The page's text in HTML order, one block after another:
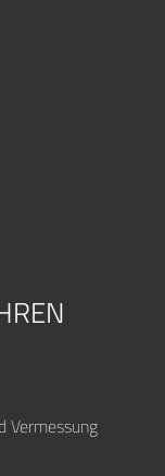
Vermessung